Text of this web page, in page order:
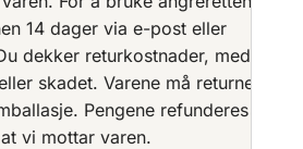
14 dager via e-post eller
dekker returkostnader, med
skadet. Varene må returneres
Pengene refunderes
vi mottar varen.